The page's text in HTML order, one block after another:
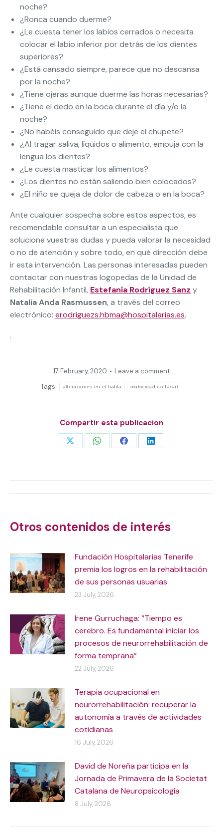
noche?
¿Ronca cuando duerme?
¿Le cuesta tener los labios cerrados o necesita
colocar el labio inferior por detrás de los dientes
superiores?
¿Está cansado siempre, parece que no descansa
por la noche?
¿Tiene ojeras aunque duerme las horas necesarias?
¿Tiene el dedo en la boca durante el día y/o la
noche?
¿No habéis conseguido que deje el chupete?
¿Al tragar saliva, líquidos o alimento, empuja con la
lengua los dientes?
¿Le cuesta masticar los alimentos?
¿Los dientes no están saliendo bien colocados?
¿El niño se queja de dolor de cabeza o en la boca?
Ante cualquier sospecha sobre estos aspectos, es
recomendable consultar a un especialista que
solucione vuestras dudas y pueda valorar la necesidad
o no de atención y sobre todo, en qué dirección debe
ir esta intervención. Las personas interesadas pueden
contactar con nuestras logopedas de la Unidad de
Rehabilitación Infantil, Estefanía Rodríguez Sanz y
Natalia Anda Rasmussen, a través del correo
electrónico: erodriguezs.hbma@hospitalarias.es.
.
17 February, 2020
Leave a comment
Tags:
alteraciones en el habla motricidad orofacial
Compartir esta publicacion
Share Share Share Share
Otros contenidos de interés
Fundación Hospitalarias Tenerife
premia los logros en la rehabilitación
de sus personas usuarias
23 July, 2026
Irene Gurruchaga: “Tiempo es
cerebro. Es fundamental iniciar los
procesos de neurorrehabilitación de
forma temprana”
22 July, 2026
Terapia ocupacional en
neurorrehabilitación: recuperar la
autonomía a través de actividades
cotidianas
16 July, 2026
David de Noreña participa en la
Jornada de Primavera de la Societat
Catalana de Neuropsicologia
8 July, 2026